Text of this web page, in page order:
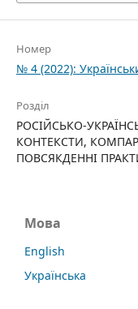
Номер
№ 4 (2022):
Розділ
РОСІЙСЬКО-
КОНТЕКСТИ,
ПОВСЯКДЕННІ
Мова
English
Українська